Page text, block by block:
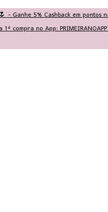
- Ganhe 5% Cashback em pontos
1ª compra no App: